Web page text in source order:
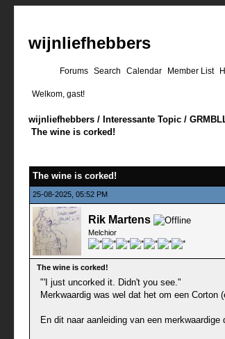
wijnliefhebbers
Forums Search Calendar Member List
Welkom, gast!
wijnliefhebbers / Interessante Topic /
The wine is corked!
The wine is corked!
25-08-2025, 05:52 PM
Rik Martens
Melchior
The wine is corked!
"'I just uncorked it. Didn't you see."
Merkwaardig was wel dat het om een Corton
En dit naar aanleiding van een